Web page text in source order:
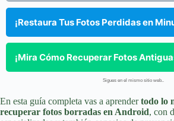
¡Restaura Tus Fotos Perdidas en
¡Mira Cómo Recuperar Fotos
Sigues en el mismo sitio web..
En esta guía completa vas a aprendertodo lo
recuperar fotos borradas en Android, con